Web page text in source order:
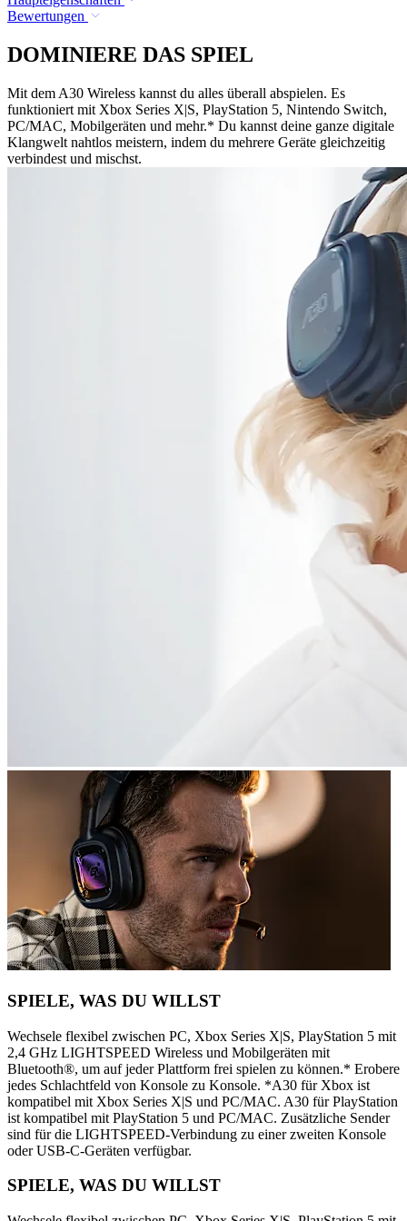
Bewertungen
DOMINIERE DAS SPIEL
Mit dem A30 Wireless kannst du alles überall abspielen. Es
funktioniert mit Xbox Series X|S, PlayStation 5, Nintendo Switch,
PC/MAC, Mobilgeräten und mehr.* Du kannst deine ganze digitale
Klangwelt nahtlos meistern, indem du mehrere Geräte gleichzeitig
verbindest und mischst.
SPIELE, WAS DU WILLST
Wechsele flexibel zwischen PC, Xbox Series X|S, PlayStation 5 mit
2,4 GHz LIGHTSPEED Wireless und Mobilgeräten mit
Bluetooth®, um auf jeder Plattform frei spielen zu können.* Erobere
jedes Schlachtfeld von Konsole zu Konsole. *A30 für Xbox ist
kompatibel mit Xbox Series X|S und PC/MAC. A30 für PlayStation
ist kompatibel mit PlayStation 5 und PC/MAC. Zusätzliche Sender
sind für die LIGHTSPEED-Verbindung zu einer zweiten Konsole
oder USB-C-Geräten verfügbar.
SPIELE, WAS DU WILLST